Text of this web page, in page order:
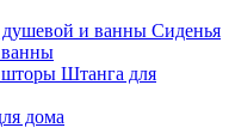
Сиденья
ванны
Штанга для
дома